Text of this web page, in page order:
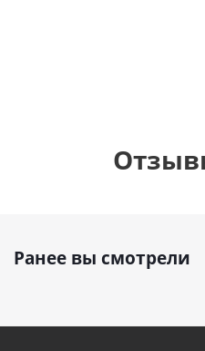
Ранее вы смотрели